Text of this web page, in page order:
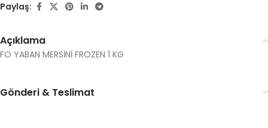
Paylaş:
Açıklama
FO YABAN MERSİNİ FROZEN 1 KG
Gönderi & Teslimat